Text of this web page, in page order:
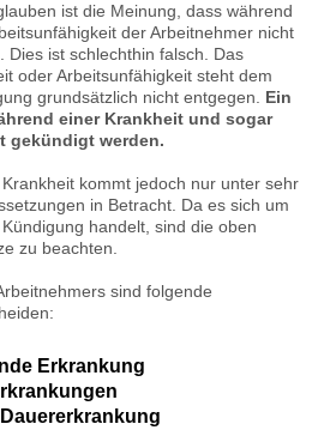
ist die Meinung, dass während
der Arbeitnehmer nicht
Dies ist schlechthin falsch. Das
oder Arbeitsunfähigkeit steht dem
grundsätzlich nicht entgegen. Ein
einer Krankheit und sogar
gekündigt werden.
kommt jedoch nur unter sehr
in Betracht. Da es sich um
handelt, sind die oben
zu beachten.
sind folgende
Erkrankung